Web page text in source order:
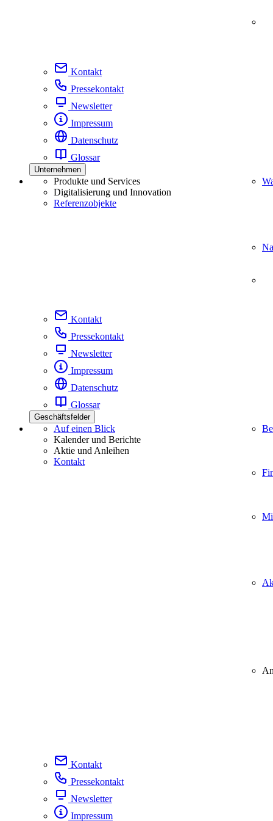
Kontakt
Pressekontakt
Newsletter
Impressum
Datenschutz
Glossar
Unternehmen
Produkte und Services
Digitalisierung und Innovation
Referenzobjekte
Kontakt
Pressekontakt
Newsletter
Impressum
Datenschutz
Glossar
Geschäftsfelder
Auf einen Blick
Kalender und Berichte
Aktie und Anleihen
Kontakt
Kontakt
Pressekontakt
Newsletter
Impressum